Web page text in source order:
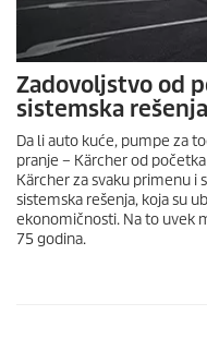
Zadovoljstvo od
sistemska
Da li auto kuće, pumpe za
pranje – Kärcher od
Kärcher za svaku primenu i
sistemska rešenja, koja su
ekonomičnosti. Na to uvek
75 godina.